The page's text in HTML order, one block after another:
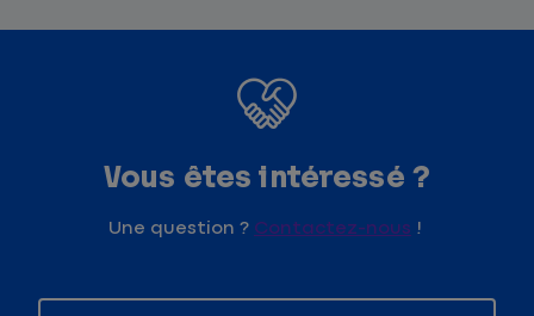
Vous êtes intéressé ?
Une question ? Contactez-nous !